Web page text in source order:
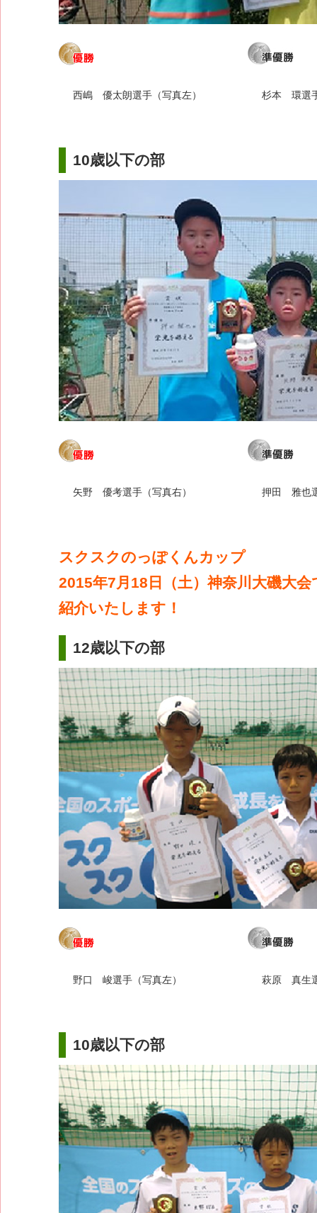
西嶋 優太朗選手（写真左） 杉本 環選
10歳以下の部
矢野 優考選手（写真右） 押田 雅也
スクスクのっぽくんカップ
2015年7月18日（土）神奈川大磯大
紹介いたします！
12歳以下の部
野口 峻選手（写真左） 萩原 真生
10歳以下の部